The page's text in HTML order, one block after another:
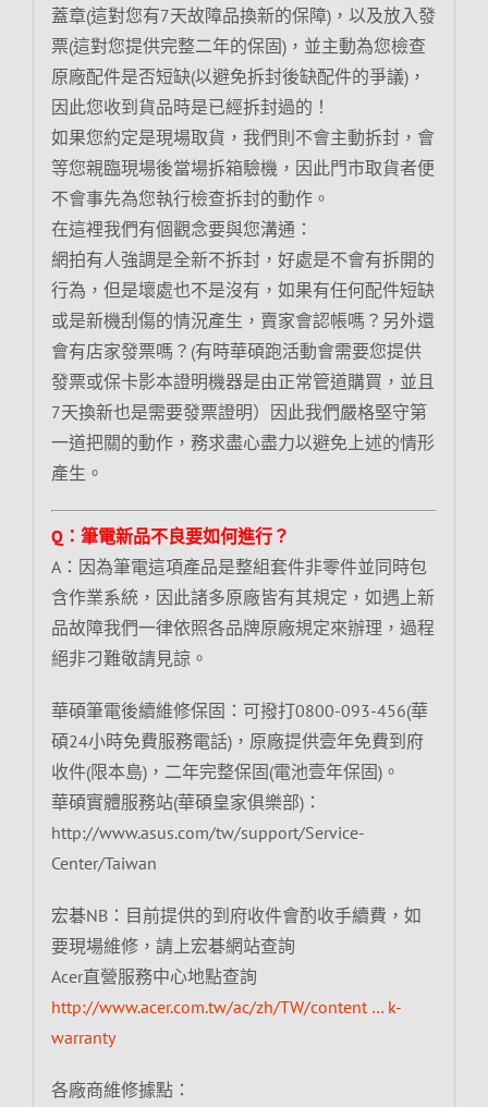
蓋章(這對您有7天故障品換新的保障)，以及放入發
票(這對您提供完整二年的保固)，並主動為您檢查
原廠配件是否短缺(以避免拆封後缺配件的爭議)，
因此您收到貨品時是已經拆封過的！
如果您約定是現場取貨，我們則不會主動拆封，會
等您親臨現場後當場拆箱驗機，因此門市取貨者便
不會事先為您執行檢查拆封的動作。
在這裡我們有個觀念要與您溝通：
網拍有人強調是全新不拆封，好處是不會有拆開的
行為，但是壞處也不是沒有，如果有任何配件短缺
或是新機刮傷的情況產生，賣家會認帳嗎？另外還
會有店家發票嗎？(有時華碩跑活動會需要您提供
發票或保卡影本證明機器是由正常管道購買，並且
7天換新也是需要發票證明）因此我們嚴格堅守第
一道把關的動作，務求盡心盡力以避免上述的情形
產生。
Q：筆電新品不良要如何進行？
A：因為筆電這項產品是整組套件非零件並同時包
含作業系統，因此諸多原廠皆有其規定，如遇上新
品故障我們一律依照各品牌原廠規定來辦理，過程
絕非刁難敬請見諒。
華碩筆電後續維修保固：可撥打0800-093-456(華
碩24小時免費服務電話)，原廠提供壹年免費到府
收件(限本島)，二年完整保固(電池壹年保固)。
華碩實體服務站(華碩皇家俱樂部)：
http://www.asus.com/tw/support/Service-
Center/Taiwan
宏碁NB：目前提供的到府收件會酌收手續費，如
要現場維修，請上宏碁網站查詢
Acer直營服務中心地點查詢
http://www.acer.com.tw/ac/zh/TW/content … k-
warranty
各廠商維修據點：